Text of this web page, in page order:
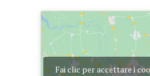
Fai clic per accettare i